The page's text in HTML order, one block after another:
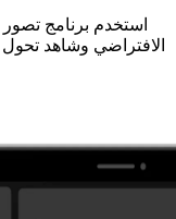
الافتراضي وشاهد